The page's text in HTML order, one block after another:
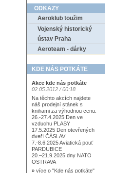
ODKAZY
Aeroklub toužim
Vojenský historický
ústav Praha
Aeroteam - dárky
KDE NÁS POTKÁTE
Akce kde nás potkáte
02.05.2012 / 00:18
Na těchto akcích najdete
náš prodejní stánek s
knihami za výhodnou cenu.
26.-27.4.2025 Den ve
vzduchu PLASY
17.5.2025 Den otevřených
dveří ČÁSLAV
7.-8.6.2025 Aviatická pouť
PARDUBICE
20.–21.9.2025 dny NATO
OSTRAVA
» více o "Kde nás potkáte"